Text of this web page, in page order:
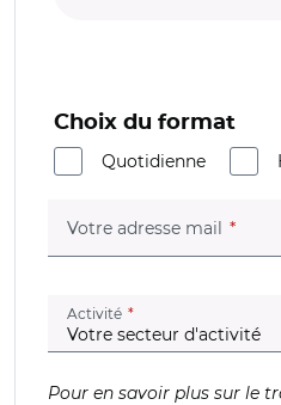
Choix du format
Quotidienne
Votre adresse mail
Activité (champ obligatoire)
Pour en savoir plus sur le